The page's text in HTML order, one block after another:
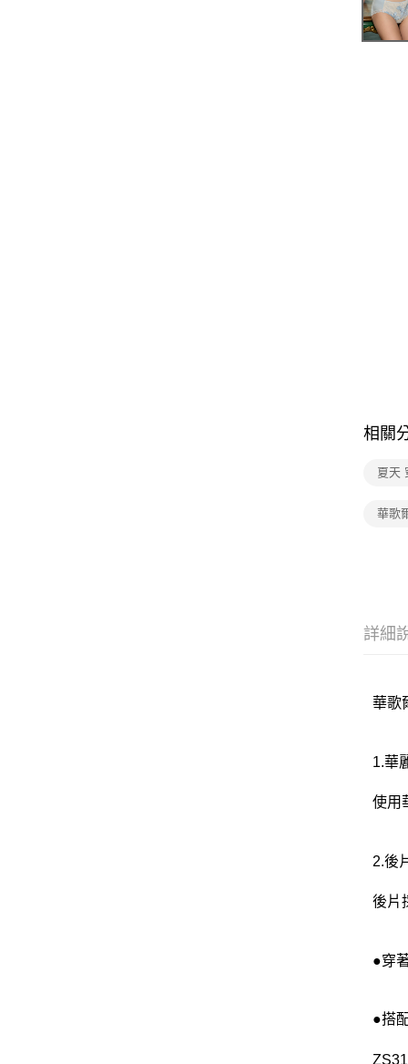
相關
夏天
華歌
詳細
華歌
1.華
使用
2.後
後片
●穿
●搭